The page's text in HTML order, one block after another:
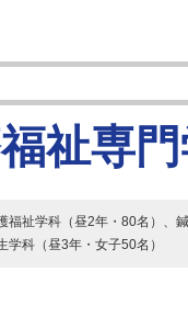
祉専
福祉学科（昼2年・80名）、
学科（昼3年・女子50名）